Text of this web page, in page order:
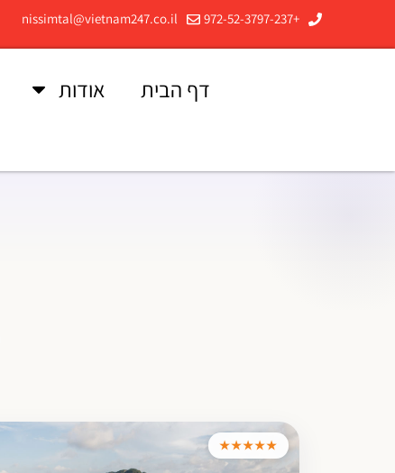
+972-52-3797-237
nissimtal@vietnam247.co.il
דף הבית אודות
★★★★★